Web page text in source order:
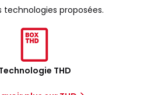
technologies proposées.
THD